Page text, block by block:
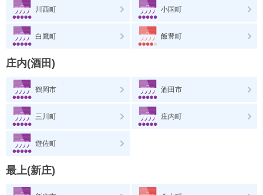
川西町 小国町
白鷹町 飯豊町
庄内(酒田)
鶴岡市 酒田市
三川町 庄内町
遊佐町
最上(新庄)